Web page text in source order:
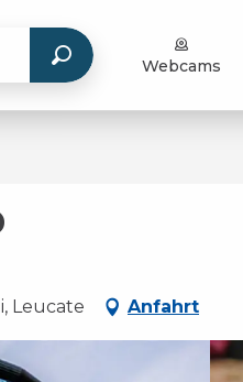
Webcams
Leucate Anfahrt